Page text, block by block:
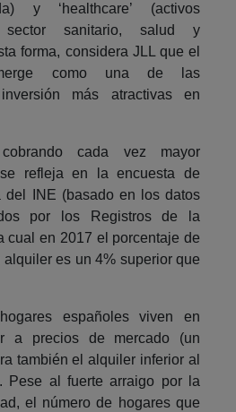
y ‘healthcare’ (activos
sector sanitario, salud y
forma, considera JLL que el
como una de las
más atractivas en
cada vez mayor
refleja en la encuesta de
del INE (basado en los datos
por los Registros de la
cual en 2017 el porcentaje de
es un 4% superior que
españoles viven en
a precios de mercado (un
también el alquiler inferior al
Pese al fuerte arraigo por la
el número de hogares que